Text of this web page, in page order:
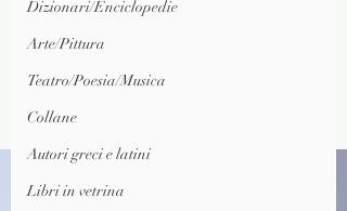
Dizionari/Enciclopedie
Arte/Pittura
Teatro/Poesia/Musica
Collane
Autori greci e latini
Libri in vetrina